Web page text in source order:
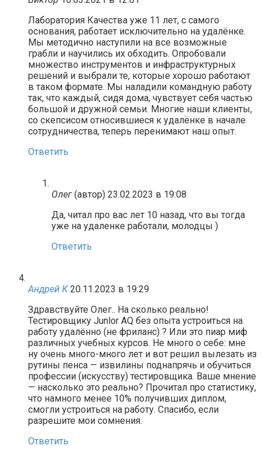
Лаборатория Качества уже 11 лет, с самого
основания, работает исключительно на удалёнке.
Мы методично наступили на все возможные
грабли и научились их обходить. Опробовали
множество инструментов и инфраструктурных
решений и выбрали те, которые хорошо работают
в таком формате. Мы наладили командную работу
так, что каждый, сидя дома, чувствует себя частью
большой и дружной семьи. Многие наши клиенты,
со скепсисом относившиеся к удалёнке в начале
сотрудничества, теперь перенимают наш опыт.
Ответить
Олег (автор) 23.02.2023 в 19:08
Да, читал про вас лет 10 назад, что вы тогда
уже на удаленке работали, молодцы )
Ответить
Андрей К 20.11.2023 в 19:29
Здравствуйте Олег.. На сколько реально!
Тестировщику Junlor AQ без опыта устроиться на
работу удалённо (не фриланс) ? Или это пиар миф
различных учебных курсов. Не много о себе: мне
ну очень много-много лет и вот решил вылезать из
рутины пенса — извилины поднапрячь и обучиться
профессии (искусству) тестировщика. Ваше мнение
— насколько это реально? Прочитал про статистику,
что намного менее 10% получивших диплом,
смогли устроиться на работу. Спасибо, если
разрешите мои сомнения.
Ответить